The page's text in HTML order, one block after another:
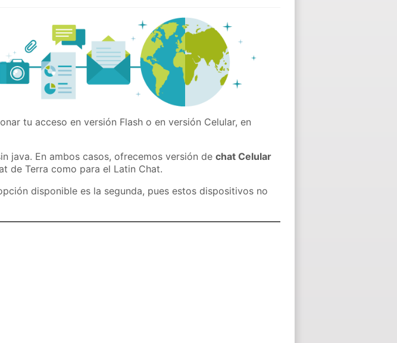
tu acceso en versión Flash o en versión Celular, en
java. En ambos casos, ofrecemos versión dechat Celular
de Terra como para el Latin Chat.
disponible es la segunda, pues estos dispositivos no